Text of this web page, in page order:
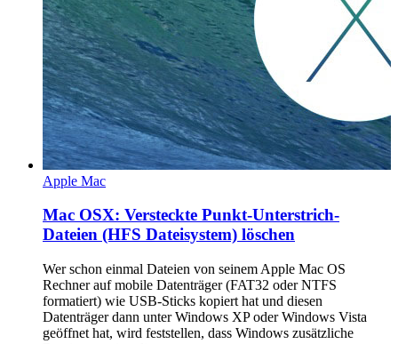
Apple Mac
Mac OSX: Versteckte Punkt-Unterstrich-
Dateien (HFS Dateisystem) löschen
Wer schon einmal Dateien von seinem Apple Mac OS
Rechner auf mobile Datenträger (FAT32 oder NTFS
formatiert) wie USB-Sticks kopiert hat und diesen
Datenträger dann unter Windows XP oder Windows Vista
geöffnet hat, wird feststellen, dass Windows zusätzliche